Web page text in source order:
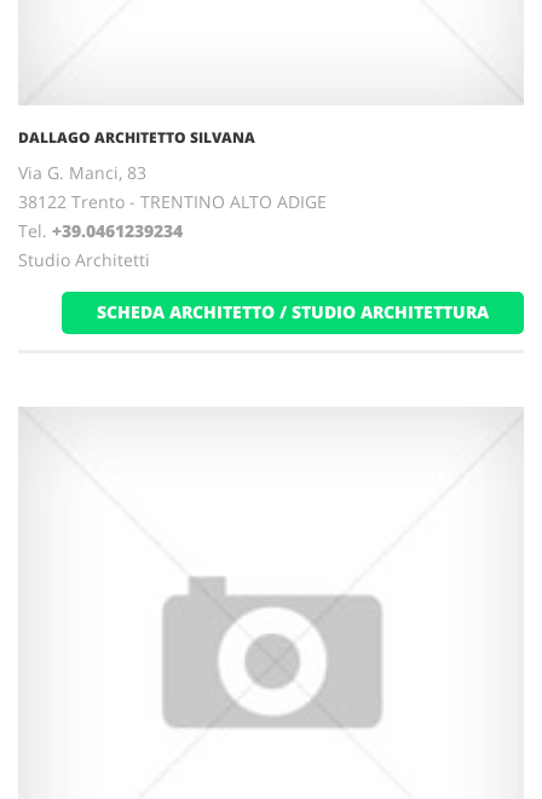
DALLAGO ARCHITETTO SILVANA
Via G. Manci, 83
38122 Trento - TRENTINO ALTO ADIGE
Tel. +39.0461239234
Studio Architetti
SCHEDA ARCHITETTO / STUDIO ARCHITETTURA